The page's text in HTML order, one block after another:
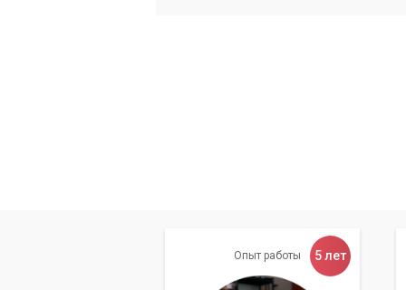
Опыт работы 5 лет